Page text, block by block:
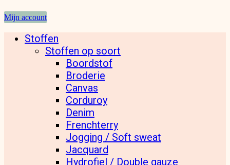
Mijn account
Stoffen
Stoffen op soort
Boordstof
Broderie
Canvas
Corduroy
Denim
Frenchterry
Jogging / Soft sweat
Jacquard
Hydrofiel / Double gauze